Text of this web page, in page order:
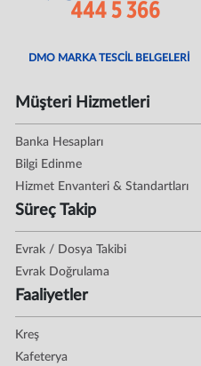
DMO MARKA TESCİL BELGELERİ
Müşteri Hizmetleri
Banka Hesapları
Bilgi Edinme
Hizmet Envanteri & Standartları
Süreç Takip
Evrak / Dosya Takibi
Evrak Doğrulama
Faaliyetler
Kreş
Kafeterya